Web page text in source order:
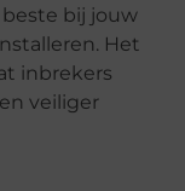
bij jouw
Het
inbrekers
veiliger